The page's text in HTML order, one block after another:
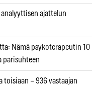
ajattelun
Nämä psykoterapeutin 10
parisuhteen
– 936 vastaajan